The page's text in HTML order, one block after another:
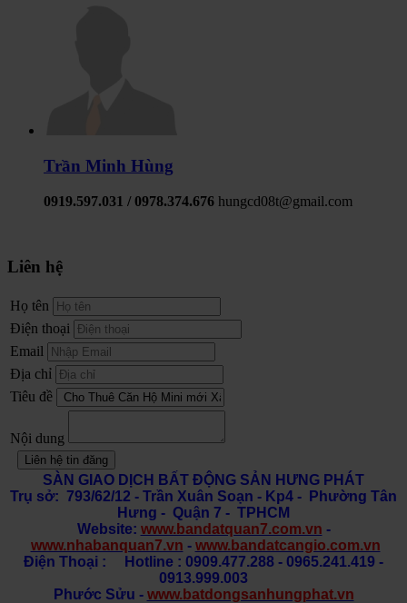
Trần Minh Hùng
0919.597.031 / 0978.374.676 hungcd08t@gmail.com
Liên hệ
Họ tên
Điện thoại
Email
Địa chỉ
Tiêu đề
Nội dung
Liên hệ tin đăng
SÀN GIAO DỊCH BẤT ĐỘNG SẢN HƯNG PHÁT
Trụ sở: 793/62/12 - Trần Xuân Soạn - Kp4 - Phường Tân
Hưng - Quận 7 - TPHCM
Website: www.bandatquan7.com.vn -
www.nhabanquan7.vn - www.bandatcangio.com.vn
Điện Thoại : Hotline : 0909.477.288 - 0965.241.419 -
0913.999.003
Phước Sửu - www.batdongsanhungphat.vn